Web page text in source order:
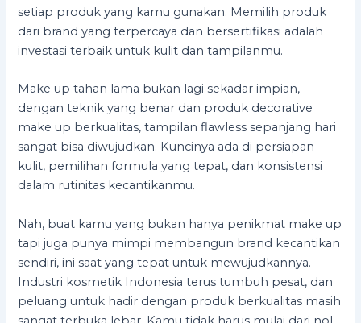
setiap produk yang kamu gunakan. Memilih produk
dari brand yang terpercaya dan bersertifikasi adalah
investasi terbaik untuk kulit dan tampilanmu.
Make up tahan lama bukan lagi sekadar impian,
dengan teknik yang benar dan produk decorative
make up berkualitas, tampilan flawless sepanjang hari
sangat bisa diwujudkan. Kuncinya ada di persiapan
kulit, pemilihan formula yang tepat, dan konsistensi
dalam rutinitas kecantikanmu.
Nah, buat kamu yang bukan hanya penikmat make up
tapi juga punya mimpi membangun brand kecantikan
sendiri, ini saat yang tepat untuk mewujudkannya.
Industri kosmetik Indonesia terus tumbuh pesat, dan
peluang untuk hadir dengan produk berkualitas masih